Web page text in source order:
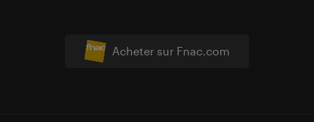
Acheter sur Fnac.com